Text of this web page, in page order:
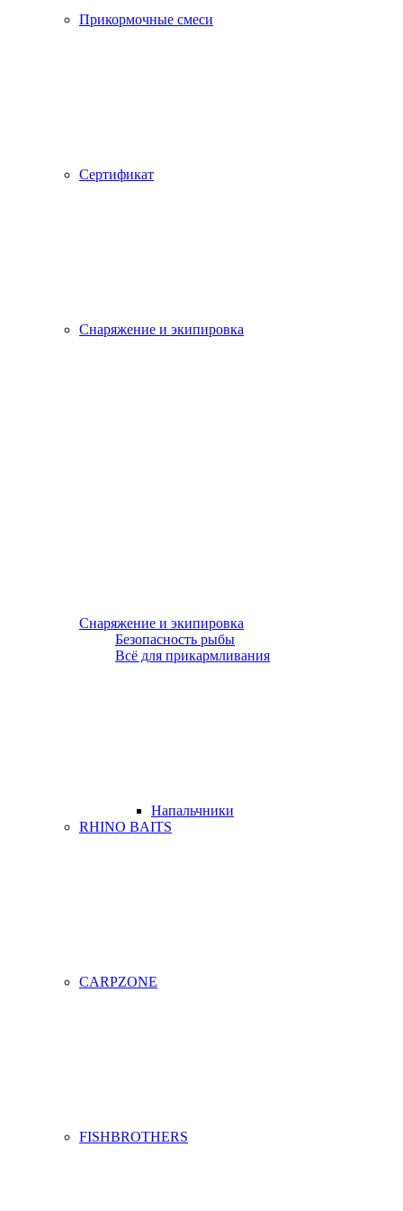
Прикормочные смеси
Сертификат
Снаряжение и экипировка
Снаряжение и экипировка
Безопасность рыбы
Всё для прикармливания
Напальчники
RHINO BAITS
CARPZONE
FISHBROTHERS